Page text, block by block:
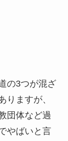
の3つが混ざ
りますが、
団体など過
やばいと言